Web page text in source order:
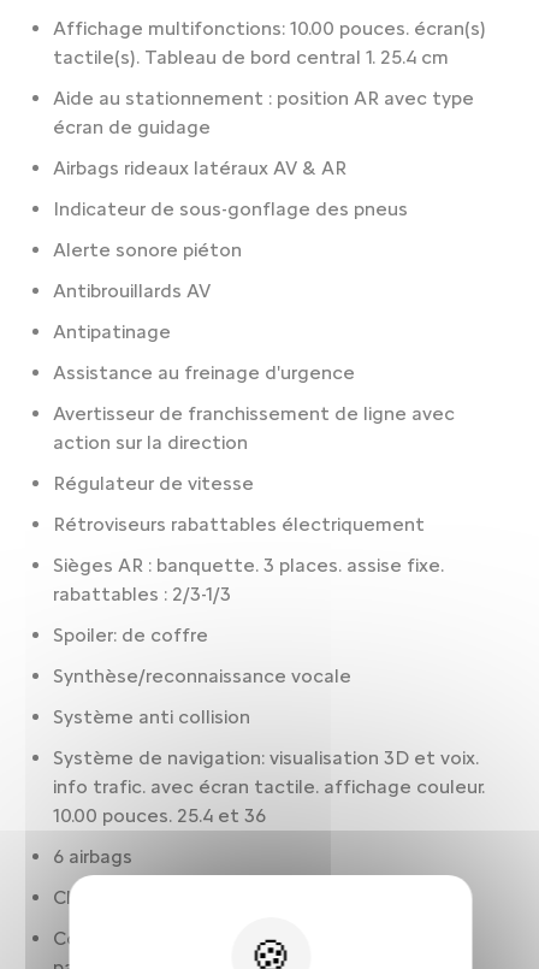
Affichage multifonctions: 10.00 pouces. écran(s)
tactile(s). Tableau de bord central 1. 25.4 cm
Aide au stationnement : position AR avec type
écran de guidage
Airbags rideaux latéraux AV & AR
Indicateur de sous-gonflage des pneus
Alerte sonore piéton
Antibrouillards AV
Antipatinage
Assistance au freinage d'urgence
Avertisseur de franchissement de ligne avec
action sur la direction
Régulateur de vitesse
Rétroviseurs rabattables électriquement
Sièges AR : banquette. 3 places. assise fixe.
rabattables : 2/3-1/3
Spoiler: de coffre
Synthèse/reconnaissance vocale
Système anti collision
Système de navigation: visualisation 3D et voix.
info trafic. avec écran tactile. affichage couleur.
10.00 pouces. 25.4 et 36
6 airbags
Climatisation 2 zones
Commande ventilation additionnelle siège